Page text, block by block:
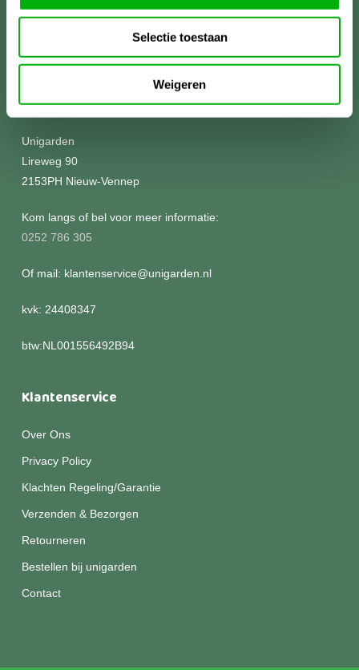
Selectie toestaan
Weigeren
Meer informatie?
Unigarden
Lireweg 90
2153PH Nieuw-Vennep
Kom langs of bel voor meer informatie:
0252 786 305
Of mail: klantenservice@unigarden.nl
kvk: 24408347
btw:NL001556492B94
Klantenservice
Over Ons
Privacy Policy
Klachten Regeling/Garantie
Verzenden & Bezorgen
Retourneren
Bestellen bij unigarden
Contact